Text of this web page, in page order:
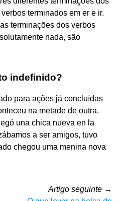
terminados em er e ir.
terminações dos verbos
nada, são
indefinido?
para ações já concluídas
na metade de outra.
una chica nueva en la
a ser amigos, tuvo
chegou uma menina nova
Artigo seguinte →